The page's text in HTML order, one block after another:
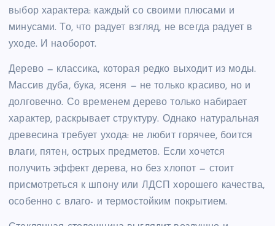
выбор характера: каждый со своими плюсами и
минусами. То, что радует взгляд, не всегда радует в
уходе. И наоборот.
Дерево — классика, которая редко выходит из моды.
Массив дуба, бука, ясеня — не только красиво, но и
долговечно. Со временем дерево только набирает
характер, раскрывает структуру. Однако натуральная
древесина требует ухода: не любит горячее, боится
влаги, пятен, острых предметов. Если хочется
получить эффект дерева, но без хлопот — стоит
присмотреться к шпону или ЛДСП хорошего качества,
особенно с влаго- и термостойким покрытием.